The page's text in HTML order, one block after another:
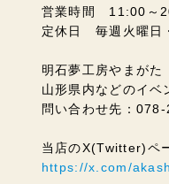
営業時間 11:00～
定休日 毎週火曜日
明石夢工房やまがた
山形県内などのイベ
問い合わせ先：
当店のX(Twitter)ペ
https://x.com/